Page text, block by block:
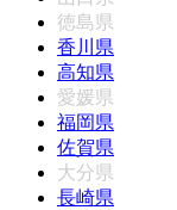
徳島県
香川県
高知県
愛媛県
福岡県
佐賀県
大分県
長崎県